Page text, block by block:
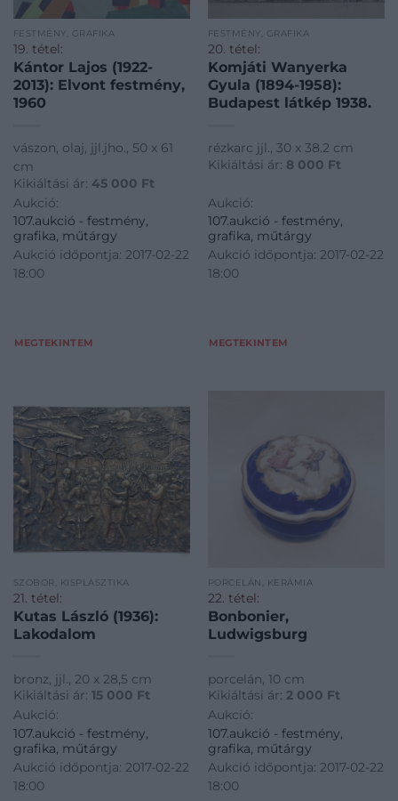
FESTMÉNY, GRAFIKA
19. tétel:
Kántor Lajos (1922-
2013): Elvont festmény,
1960
vászon, olaj, jjl.jho., 50 x 61
cm
Kikiáltási ár: 45 000 Ft
Aukció:
107.aukció - festmény,
grafika, műtárgy
Aukció időpontja: 2017-02-22
18:00
MEGTEKINTEM
FESTMÉNY, GRAFIKA
20. tétel:
Komjáti Wanyerka
Gyula (1894-1958):
Budapest látkép 1938.
rézkarc jjl., 30 x 38.2 cm
Kikiáltási ár: 8 000 Ft
Aukció:
107.aukció - festmény,
grafika, műtárgy
Aukció időpontja: 2017-02-22
18:00
MEGTEKINTEM
SZOBOR, KISPLASZTIKA
21. tétel:
Kutas László (1936):
Lakodalom
bronz, jjl., 20 x 28,5 cm
Kikiáltási ár: 15 000 Ft
Aukció:
107.aukció - festmény,
grafika, műtárgy
Aukció időpontja: 2017-02-22
18:00
PORCELÁN, KERÁMIA
22. tétel:
Bonbonier,
Ludwigsburg
porcelán, 10 cm
Kikiáltási ár: 2 000 Ft
Aukció:
107.aukció - festmény,
grafika, műtárgy
Aukció időpontja: 2017-02-22
18:00